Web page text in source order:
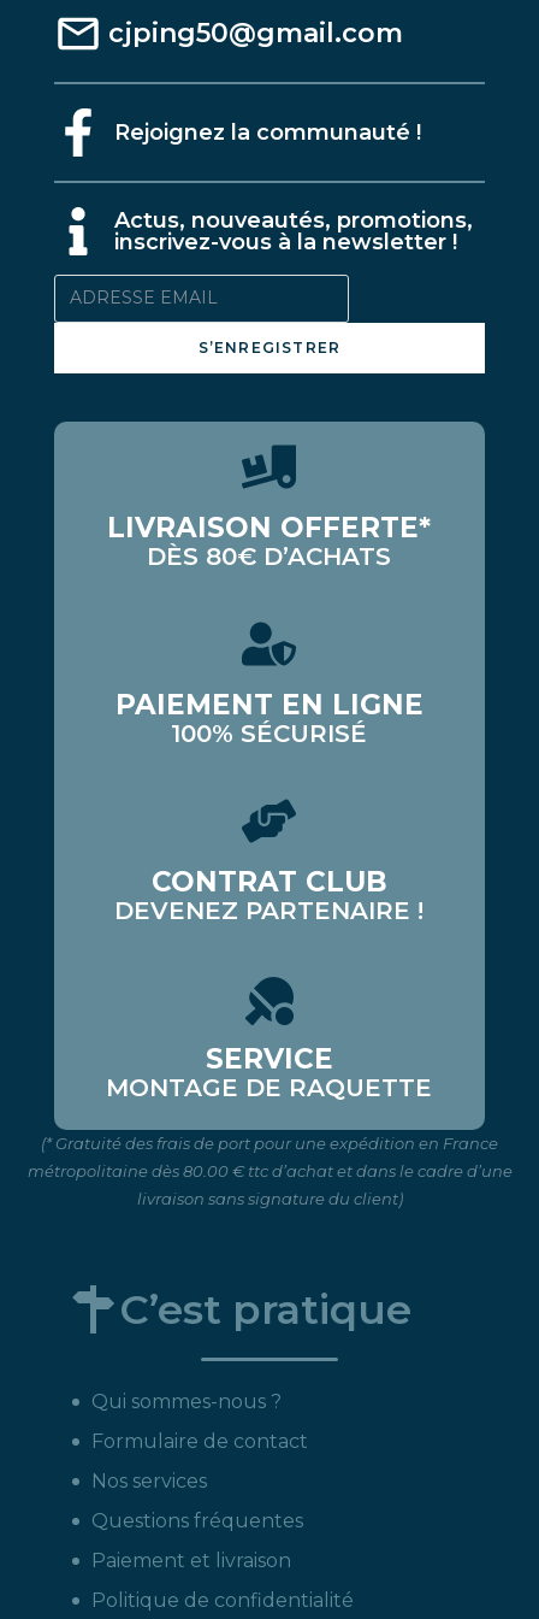
cjping50@gmail.com
Rejoignez la communauté !
Actus, nouveautés, promotions,
inscrivez-vous à la newsletter !
S’ENREGISTRER
LIVRAISON OFFERTE*
DÈS 80€ D’ACHATS
PAIEMENT EN LIGNE
100% SÉCURISÉ
CONTRAT CLUB
DEVENEZ PARTENAIRE !
SERVICE
MONTAGE DE RAQUETTE
(* Gratuité des frais de port pour une expédition en France
métropolitaine dès 80.00 € ttc d’achat et dans le cadre d’une
livraison sans signature du client)
C’est pratique
Qui sommes-nous ?
Formulaire de contact
Nos services
Questions fréquentes
Paiement et livraison
Politique de confidentialité